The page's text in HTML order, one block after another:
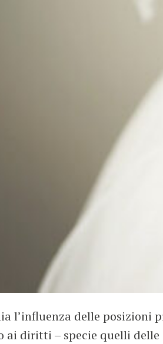
l’influenza delle posizioni
ai diritti – specie quelli